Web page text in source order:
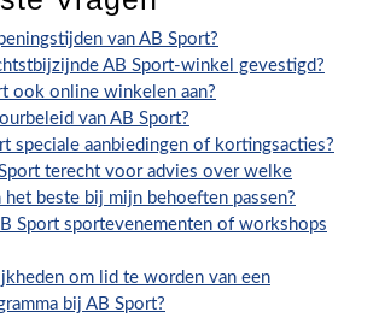
van AB Sport?
AB Sport-winkel gevestigd?
ook online winkelen aan?
van AB Sport?
speciale aanbiedingen of kortingsacties?
terecht voor advies over welke
beste bij mijn behoeften passen?
Sport sportevenementen of workshops
om lid te worden van een
bij AB Sport?